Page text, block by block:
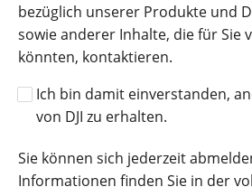
bezüglich unserer Produkte und
sowie anderer Inhalte, die für Sie
könnten, kontaktieren.
Ich bin damit einverstanden,
von DJI zu erhalten.
Sie können sich jederzeit
Informationen finden Sie in der